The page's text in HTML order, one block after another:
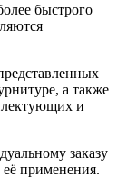
быстрого
а также
и
заказу
применения.